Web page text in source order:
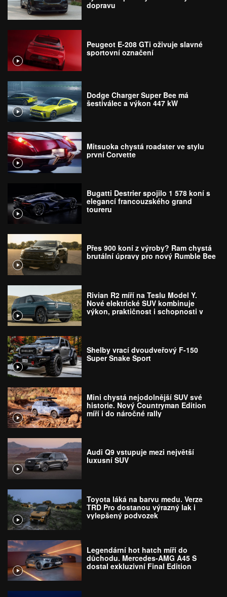
dopravu
Peugeot E-208 GTi oživuje slavné
sportovní označení
Dodge Charger Super Bee má
šestiválec a výkon 447 kW
Mitsuoka chystá roadster ve stylu
první Corvette
Bugatti Destrier spojilo 1 578 koní s
elegancí francouzského grand
toureru
Přes 900 koní z výroby? Ram chystá
brutální úpravy pro nový Rumble Bee
Rivian R2 míří na Teslu Model Y.
Nové elektrické SUV kombinuje
výkon, praktičnost i schopnosti v
Shelby vrací dvoudveřový F-150
Super Snake Sport
Mini chystá nejodolnější SUV své
historie. Nový Countryman Edition
míří i do náročné rally
Audi Q9 vstupuje mezi největší
luxusní SUV
Toyota láká na barvu medu. Verze
TRD Pro dostanou výrazný lak i
vylepšený podvozek
Legendární hot hatch míří do
důchodu. Mercedes-AMG A45 S
dostal exkluzivní Final Edition